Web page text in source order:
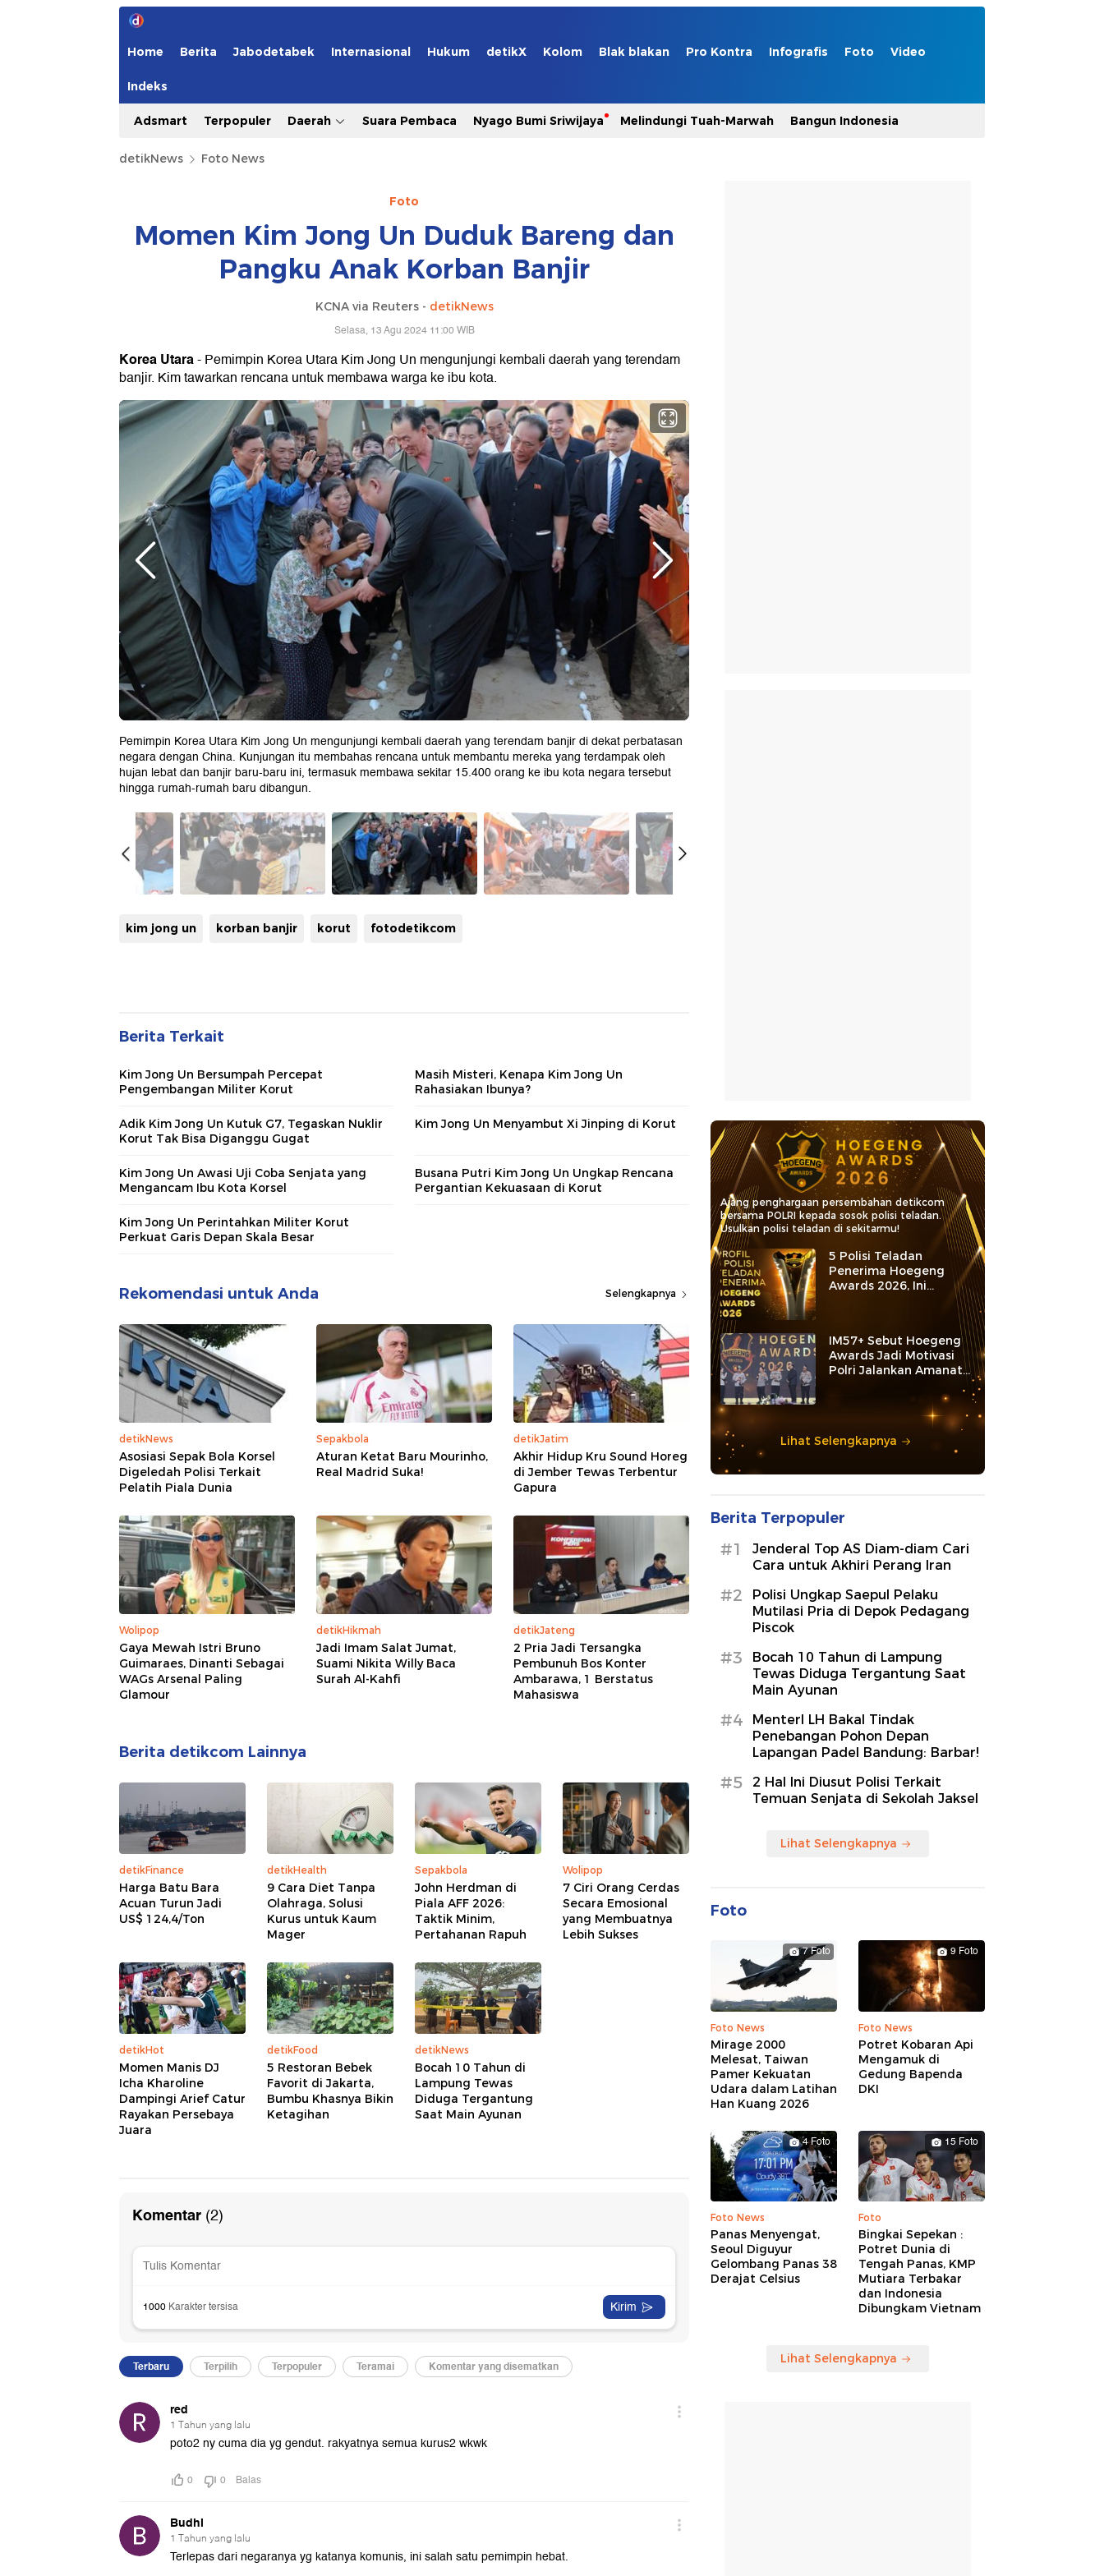
Home Berita Jabodetabek Internasional Hukum detikX Kolom Blak blakan Pro Kontra Infografis Foto Video
Indeks
Adsmart Terpopuler Daerah Suara Pembaca Nyago Bumi Sriwijaya Melindungi Tuah-Marwah Bangun Indonesia
detikNews Foto News
Foto
Momen Kim Jong Un Duduk Bareng dan
Pangku Anak Korban Banjir
KCNA via Reuters - detikNews
Selasa, 13 Agu 2024 11:00 WIB
Korea Utara- Pemimpin Korea Utara Kim Jong Un mengunjungi kembali daerah yang terendam
banjir. Kim tawarkan rencana untuk membawa warga ke ibu kota.
Pemimpin Korea Utara Kim Jong Un mengunjungi kembali daerah yang terendam banjir di dekat perbatasan
negara dengan China. Kunjungan itu membahas rencana untuk membantu mereka yang terdampak oleh
hujan lebat dan banjir baru-baru ini, termasuk membawa sekitar 15.400 orang ke ibu kota negara tersebut
hingga rumah-rumah baru dibangun.
kim jong un korban banjir korut fotodetikcom
Berita Terkait
Kim Jong Un Bersumpah Percepat
Pengembangan Militer Korut
Masih Misteri, Kenapa Kim Jong Un
Rahasiakan Ibunya?
Adik Kim Jong Un Kutuk G7, Tegaskan Nuklir
Korut Tak Bisa Diganggu Gugat
Kim Jong Un Menyambut Xi Jinping di Korut
Kim Jong Un Awasi Uji Coba Senjata yang
Mengancam Ibu Kota Korsel
Busana Putri Kim Jong Un Ungkap Rencana
Pergantian Kekuasaan di Korut
Kim Jong Un Perintahkan Militer Korut
Perkuat Garis Depan Skala Besar
Rekomendasi untuk Anda Selengkapnya
detikNews
Asosiasi Sepak Bola Korsel
Digeledah Polisi Terkait
Pelatih Piala Dunia
Sepakbola
Aturan Ketat Baru Mourinho,
Real Madrid Suka!
detikJatim
Akhir Hidup Kru Sound Horeg
di Jember Tewas Terbentur
Gapura
Wolipop
Gaya Mewah Istri Bruno
Guimaraes, Dinanti Sebagai
WAGs Arsenal Paling
Glamour
detikHikmah
Jadi Imam Salat Jumat,
Suami Nikita Willy Baca
Surah Al-Kahfi
detikJateng
2 Pria Jadi Tersangka
Pembunuh Bos Konter
Ambarawa, 1 Berstatus
Mahasiswa
Berita detikcom Lainnya
detikFinance
Harga Batu Bara
Acuan Turun Jadi
US$ 124,4/Ton
detikHealth
9 Cara Diet Tanpa
Olahraga, Solusi
Kurus untuk Kaum
Mager
Sepakbola
John Herdman di
Piala AFF 2026:
Taktik Minim,
Pertahanan Rapuh
Wolipop
7 Ciri Orang Cerdas
Secara Emosional
yang Membuatnya
Lebih Sukses
detikHot
Momen Manis DJ
Icha Kharoline
Dampingi Arief Catur
Rayakan Persebaya
Juara
detikFood
5 Restoran Bebek
Favorit di Jakarta,
Bumbu Khasnya Bikin
Ketagihan
detikNews
Bocah 10 Tahun di
Lampung Tewas
Diduga Tergantung
Saat Main Ayunan
Ajang penghargaan persembahan detikcom
bersama POLRI kepada sosok polisi teladan.
Usulkan polisi teladan di sekitarmu!
5 Polisi Teladan
Penerima Hoegeng
Awards 2026, Ini
Kategori dan Kiprahnya
IM57+ Sebut Hoegeng
Awards Jadi Motivasi
Polri Jalankan Amanat
Lihat Selengkapnya
Berita Terpopuler
#1
Jenderal Top AS Diam-diam Cari
Cara untuk Akhiri Perang Iran
#2
Polisi Ungkap Saepul Pelaku
Mutilasi Pria di Depok Pedagang
Piscok
#3
Bocah 10 Tahun di Lampung
Tewas Diduga Tergantung Saat
Main Ayunan
#4
MenterI LH Bakal Tindak
Penebangan Pohon Depan
Lapangan Padel Bandung: Barbar!
#5
2 Hal Ini Diusut Polisi Terkait
Temuan Senjata di Sekolah Jaksel
Lihat Selengkapnya
Foto
7 Foto
Foto News
Mirage 2000
Melesat, Taiwan
Pamer Kekuatan
Udara dalam Latihan
Han Kuang 2026
9 Foto
Foto News
Potret Kobaran Api
Mengamuk di
Gedung Bapenda
DKI
4 Foto
Foto News
Panas Menyengat,
Seoul Diguyur
Gelombang Panas 38
Derajat Celsius
15 Foto
Foto
Bingkai Sepekan :
Potret Dunia di
Tengah Panas, KMP
Mutiara Terbakar
dan Indonesia
Dibungkam Vietnam
Lihat Selengkapnya